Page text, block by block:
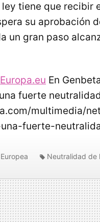
tiene que recibir
su aprobación
un gran paso
Europa.eu En
fuerte
multimedia/
fuerte-
Neutralidad de